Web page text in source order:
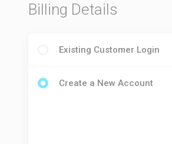
Billing Details
Existing Customer Login
Create a New Account